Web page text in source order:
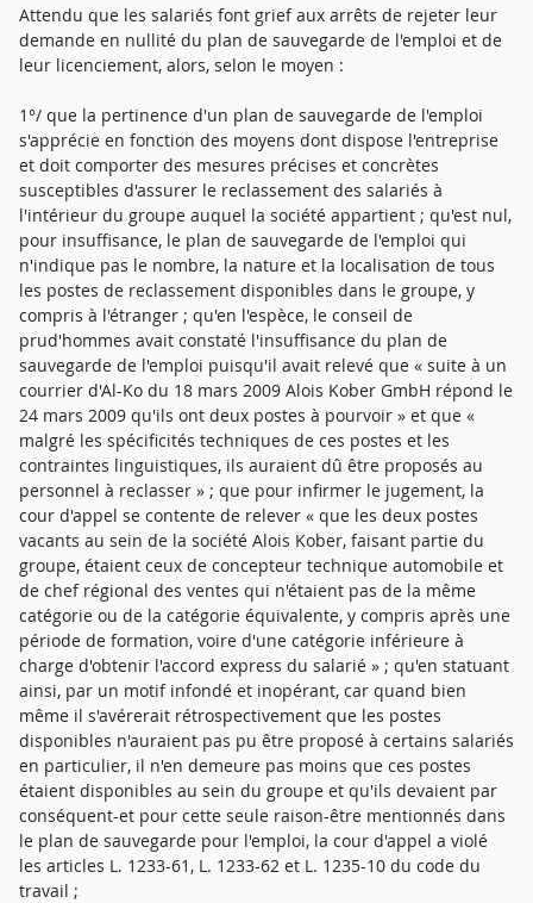
Attendu que les salariés font grief aux arrêts de rejeter leur
demande en nullité du plan de sauvegarde de l'emploi et de
leur licenciement, alors, selon le moyen :
1°/ que la pertinence d'un plan de sauvegarde de l'emploi
s'apprécie en fonction des moyens dont dispose l'entreprise
et doit comporter des mesures précises et concrètes
susceptibles d'assurer le reclassement des salariés à
l'intérieur du groupe auquel la société appartient ; qu'est nul,
pour insuffisance, le plan de sauvegarde de l'emploi qui
n'indique pas le nombre, la nature et la localisation de tous
les postes de reclassement disponibles dans le groupe, y
compris à l'étranger ; qu'en l'espèce, le conseil de
prud'hommes avait constaté l'insuffisance du plan de
sauvegarde de l'emploi puisqu'il avait relevé que « suite à un
courrier d'Al-Ko du 18 mars 2009 Alois Kober GmbH répond le
24 mars 2009 qu'ils ont deux postes à pourvoir » et que «
malgré les spécificités techniques de ces postes et les
contraintes linguistiques, ils auraient dû être proposés au
personnel à reclasser » ; que pour infirmer le jugement, la
cour d'appel se contente de relever « que les deux postes
vacants au sein de la société Alois Kober, faisant partie du
groupe, étaient ceux de concepteur technique automobile et
de chef régional des ventes qui n'étaient pas de la même
catégorie ou de la catégorie équivalente, y compris après une
période de formation, voire d'une catégorie inférieure à
charge d'obtenir l'accord express du salarié » ; qu'en statuant
ainsi, par un motif infondé et inopérant, car quand bien
même il s'avérerait rétrospectivement que les postes
disponibles n'auraient pas pu être proposé à certains salariés
en particulier, il n'en demeure pas moins que ces postes
étaient disponibles au sein du groupe et qu'ils devaient par
conséquent-et pour cette seule raison-être mentionnés dans
le plan de sauvegarde pour l'emploi, la cour d'appel a violé
les articles L. 1233-61, L. 1233-62 et L. 1235-10 du code du
travail ;